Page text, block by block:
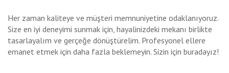
Her zaman kaliteye ve müşteri memnuniyetine odaklanıyoruz.
Size en iyi deneyimi sunmak için, hayalinizdeki mekanı birlikte
tasarlayalım ve gerçeğe dönüştürelim. Profesyonel ellere
emanet etmek için daha fazla beklemeyin. Sizin için buradayız!